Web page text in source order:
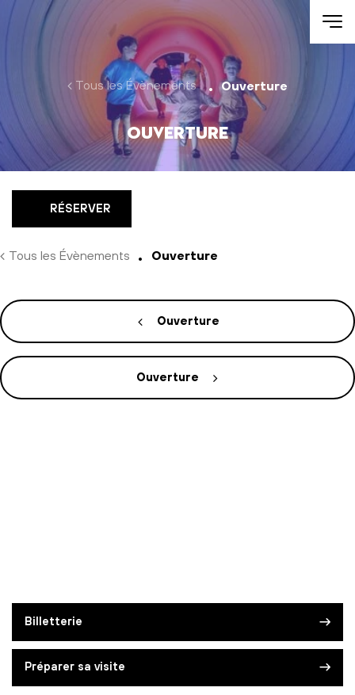
Aller au contenu
Tous les Évènements Ouverture
Ouverture
RÉSERVER
Billetterie
Préparer sa visite
Tous les Évènements Ouverture
Ouverture
Ouverture